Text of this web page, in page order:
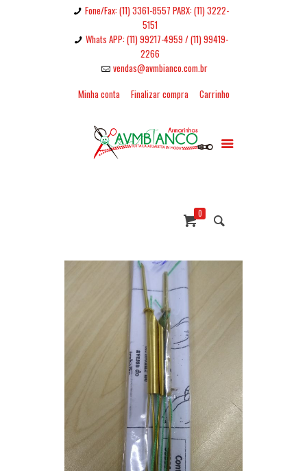
Fone/Fax: (11) 3361-8557 PABX: (11) 3222-
5151
Whats APP: (11) 99217-4959 / (11) 99419-
2266
vendas@avmbianco.com.br
Minha conta
Finalizar compra Carrinho
0